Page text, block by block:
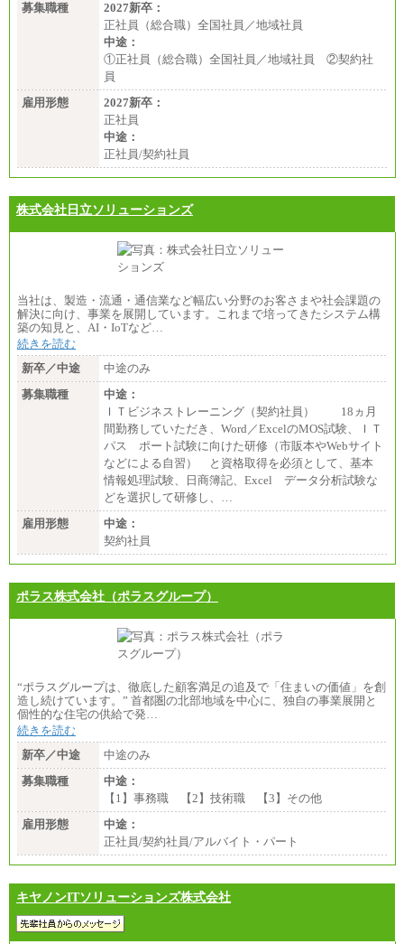
募集職種
2027新卒：
正社員（総合職）全国社員／地域社員
中途：
①正社員（総合職）全国社員／地域社員 ②契約社
員
雇用形態
2027新卒：
正社員
中途：
正社員/契約社員
株式会社日立ソリューションズ
当社は、製造・流通・通信業など幅広い分野のお客さまや社会課題の
解決に向け、事業を展開しています。これまで培ってきたシステム構
築の知見と、AI・IoTなど…
続きを読む
新卒／中途
中途のみ
募集職種
中途：
ＩＴビジネストレーニング（契約社員） 18ヵ月
間勤務していただき、Word／ExcelのMOS試験、ＩＴ
パス ポート試験に向けた研修（市販本やWebサイト
などによる自習） と資格取得を必須として、基本
情報処理試験、日商簿記、Excel データ分析試験な
どを選択して研修し、…
雇用形態
中途：
契約社員
ポラス株式会社（ポラスグループ）
“ポラスグループは、徹底した顧客満足の追及で「住まいの価値」を創
造し続けています。” 首都圏の北部地域を中心に、独自の事業展開と
個性的な住宅の供給で発…
続きを読む
新卒／中途
中途のみ
募集職種
中途：
【1】事務職 【2】技術職 【3】その他
雇用形態
中途：
正社員/契約社員/アルバイト・パート
キヤノンITソリューションズ株式会社